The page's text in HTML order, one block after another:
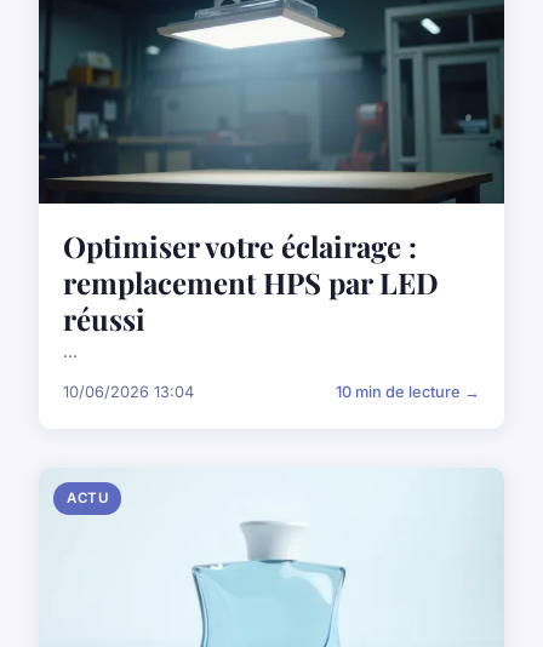
Optimiser votre éclairage :
remplacement HPS par LED
réussi
...
10/06/2026 13:04 10 min de lecture →
ACTU